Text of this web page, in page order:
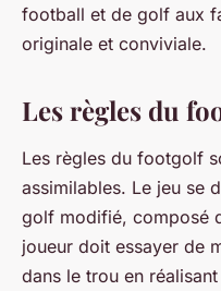
football et de golf aux
originale et conviviale.
Les règles du
Les règles du footgolf
assimilables. Le jeu se
golf modifié, composé
joueur doit essayer de
dans le trou en